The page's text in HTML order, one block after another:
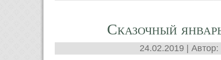
Сказочный
24.02.2019 | Автор: